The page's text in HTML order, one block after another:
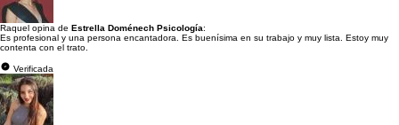
Raquel opina de Estrella Doménech Psicología:
Es profesional y una persona encantadora. Es buenísima en su trabajo y muy lista. Estoy muy
contenta con el trato.
Verificada